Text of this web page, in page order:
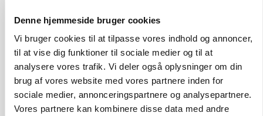
Denne hjemmeside bruger cookies
Vi bruger cookies til at tilpasse vores indhold og annoncer,
til at vise dig funktioner til sociale medier og til at
analysere vores trafik. Vi deler også oplysninger om din
brug af vores website med vores partnere inden for
sociale medier, annonceringspartnere og analysepartnere.
Vores partnere kan kombinere disse data med andre
MARKED